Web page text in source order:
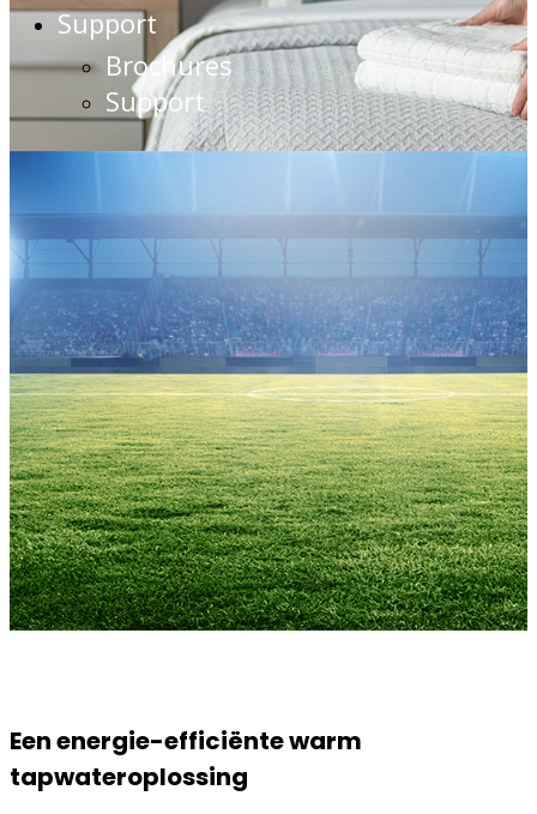
Support
Brochures
Support
Een energie-efficiënte warm
tapwateroplossing